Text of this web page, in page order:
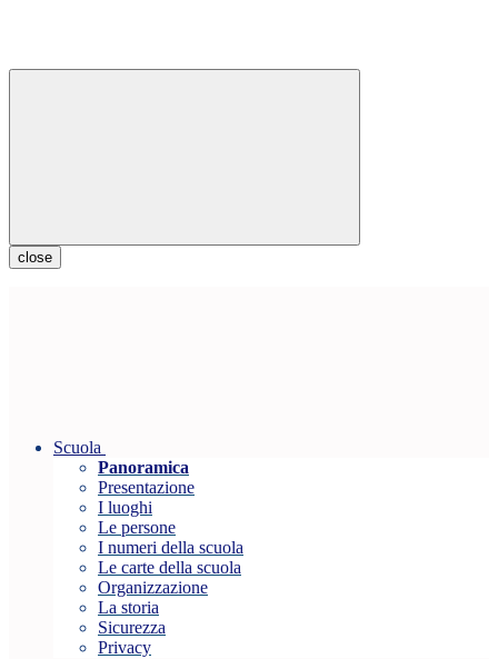
close
Scuola
Panoramica
Presentazione
I luoghi
Le persone
I numeri della scuola
Le carte della scuola
Organizzazione
La storia
Sicurezza
Privacy